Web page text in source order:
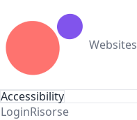
Websites
Accessibility
LoginRisorse